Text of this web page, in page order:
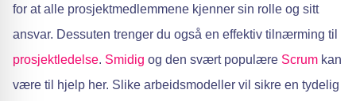
for at alle prosjektmedlemmene kjenner sin rolle og sitt
ansvar. Dessuten trenger du også en effektiv tilnærming til
prosjektledelse. Smidig og den svært populære Scrum kan
være til hjelp her. Slike arbeidsmodeller vil sikre en tydelig